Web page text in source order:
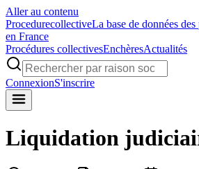
Aller au contenu
ProcedurecollectiveLa base de données
en France
Procédures collectivesEnchèresActualités
ConnexionS'inscrire
Liquidation